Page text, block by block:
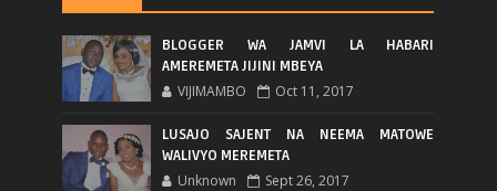
BLOGGER WA JAMVI LA HABARI
AMEREMETA JIJINI MBEYA
VIJIMAMBO Oct 11, 2017
LUSAJO SAJENT NA NEEMA MATOWE
WALIVYO MEREMETA
Unknown Sept 26, 2017